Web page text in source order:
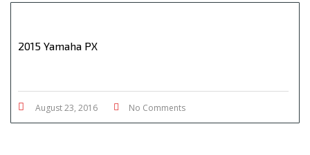
2015 Yamaha PX
August 23, 2016 No Comments